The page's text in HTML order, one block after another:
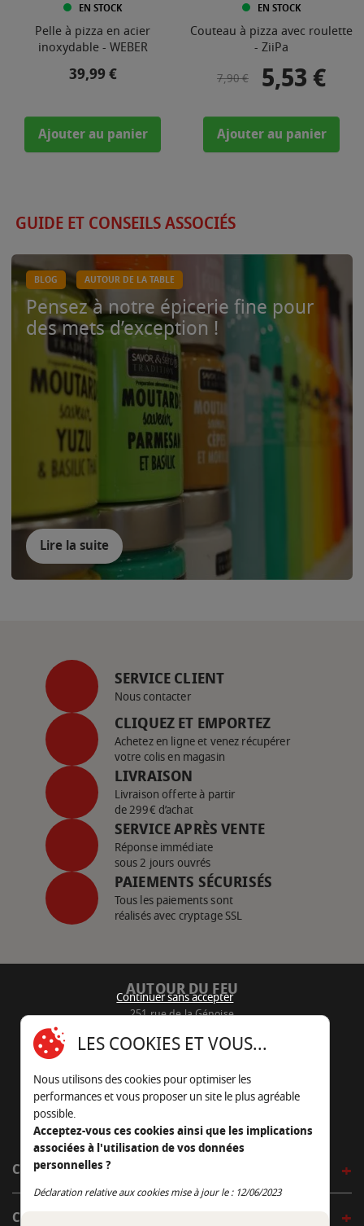
EN STOCK
Pelle à pizza en acier
inoxydable - WEBER
Prix
39,99 €
Ajouter au panier
EN STOCK
Couteau à pizza avec roulette
- ZiiPa
Prix de base
7,90 € Prix
5,53 €
Ajouter au panier
GUIDE ET CONSEILS ASSOCIÉS
BLOG AUTOUR DE LA TABLE
Pensez à notre épicerie fine pour
des mets d’exception !
Lire la suite
SERVICE CLIENT
Nous contacter
CLIQUEZ ET EMPORTEZ
Achetez en ligne et venez récupérer
votre colis en magasin
LIVRAISON
Livraison offerte à partir
de 299€ d’achat
SERVICE APRÈS VENTE
Réponse immédiate
sous 2 jours ouvrés
PAIEMENTS SÉCURISÉS
Tous les paiements sont
réalisés avec cryptage SSL
AUTOUR DU FEU
251 rue de la Génoise
05 45 22 98 09
Nous envoyer un e-mail
CÔTÉ OUTDOOR
CÔTÉ INDOOR
Continuer sans accepter
LES COOKIES ET VOUS...
Nous utilisons des cookies pour optimiser les
performances et vous proposer un site le plus agréable
possible.
Acceptez-vous ces cookies ainsi que les implications
associées à l'utilisation de vos données
personnelles ?
Déclaration relative aux cookies mise à jour le : 12/06/2023
Continuer sans accepter